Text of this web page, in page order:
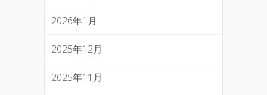
2026年1月
2025年12月
2025年11月